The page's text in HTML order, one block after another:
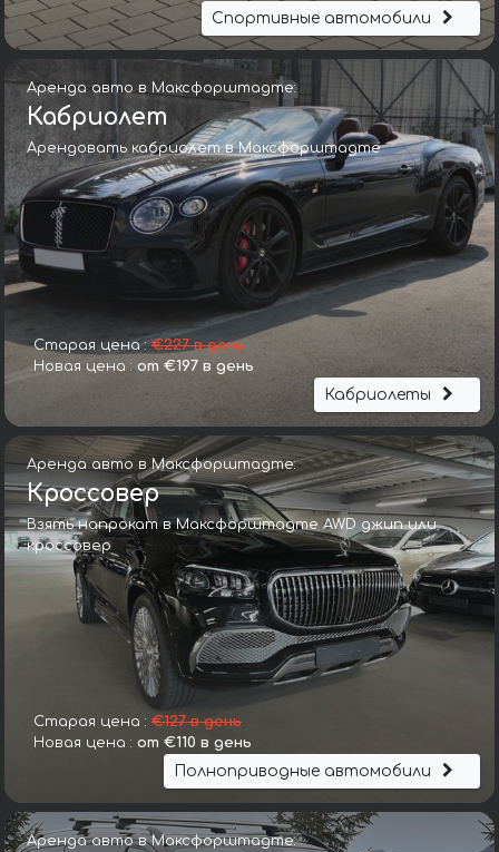
Спортивные автомобили
Аренда авто в Максфорштадте:
Кабриолет
Арендовать кабриолет в Максфорштадте
Старая цена :€227 в день
Новая цена : от €197 в день
Кабриолеты
Аренда авто в Максфорштадте:
Кроссовер
Взять напрокат в Максфорштадте AWD джип или
кроссовер
Старая цена : €127 в день
Новая цена : от €110 в день
Полноприводные автомобили
Аренда авто в Максфорштадте: